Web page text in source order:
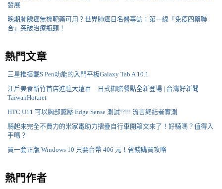
發展
晚期肺腺癌無標靶藥可用？世界肺癌日名醫專訪：第一線「免疫四藥聯
合」突破治療瓶頸！
熱門文章
三星推搭載S Pen功能的入門平板Galaxy Tab A 10.1
江戶美食新竹首店進駐大遠百 日式御膳餐點全新登場 | 台灣好新聞
TaiwanHot.net
HTC U11 可以胸部感壓 Edge Sense 測試!?!!! 流言終結者實測
騎起來完全不費力的米家電助力摺疊自行車開箱文來了！好騎嗎？值得入
手嗎？
買一套正版 Windows 10 只要台幣 406 元！省錢購買攻略
熱門作者